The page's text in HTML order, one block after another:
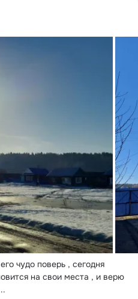
чудо поверь , сегодня
на свои места , и верю